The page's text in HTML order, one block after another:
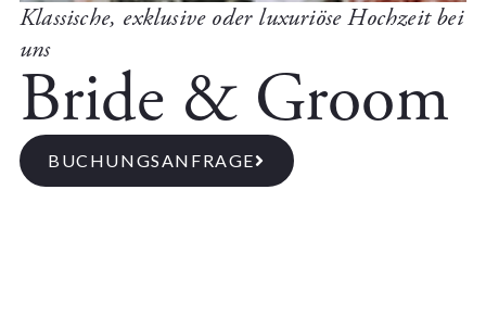
Klassische, exklusive oder luxuriöse Hochzeit bei
uns
Bride & Groom
BUCHUNGSANFRAGE